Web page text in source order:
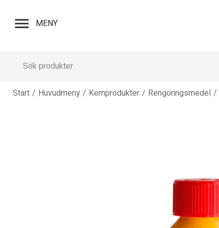
menu MENY
Start / Huvudmeny / Kemprodukter / Rengöringsmedel /